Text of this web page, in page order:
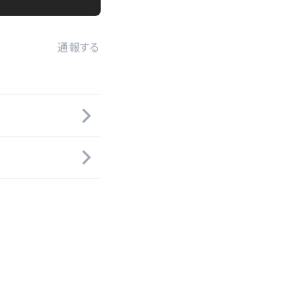
通報する